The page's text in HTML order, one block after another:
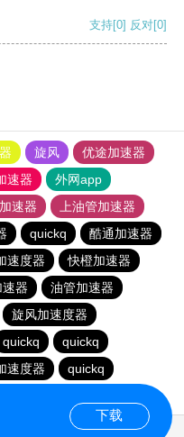
支持[0] 反对[0]
旋风
优途加速器
速器
外网app
速器
上油管加速器
quickq
酷通加速器
速度器
快橙加速器
器
油管加速器
旋风加速度器
quickq
quickq
速度器
quickq
下载